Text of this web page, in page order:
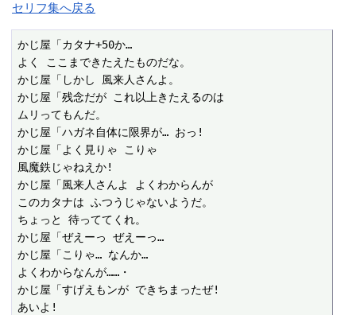
セリフ集へ戻る
かじ屋「カタナ+50か…
よく ここまできたえたものだな。
かじ屋「しかし 風来人さんよ。
かじ屋「残念だが これ以上きたえるのは
ムリってもんだ。
かじ屋「ハガネ自体に限界が… おっ!
かじ屋「よく見りゃ こりゃ
風魔鉄じゃねえか!
かじ屋「風来人さんよ よくわからんが
このカタナは ふつうじゃないようだ。
ちょっと 待っててくれ。
かじ屋「ぜえーっ ぜえーっ…
かじ屋「こりゃ… なんか…
よくわからなんが……・
かじ屋「すげえもンが できちまったぜ!
あいよ!